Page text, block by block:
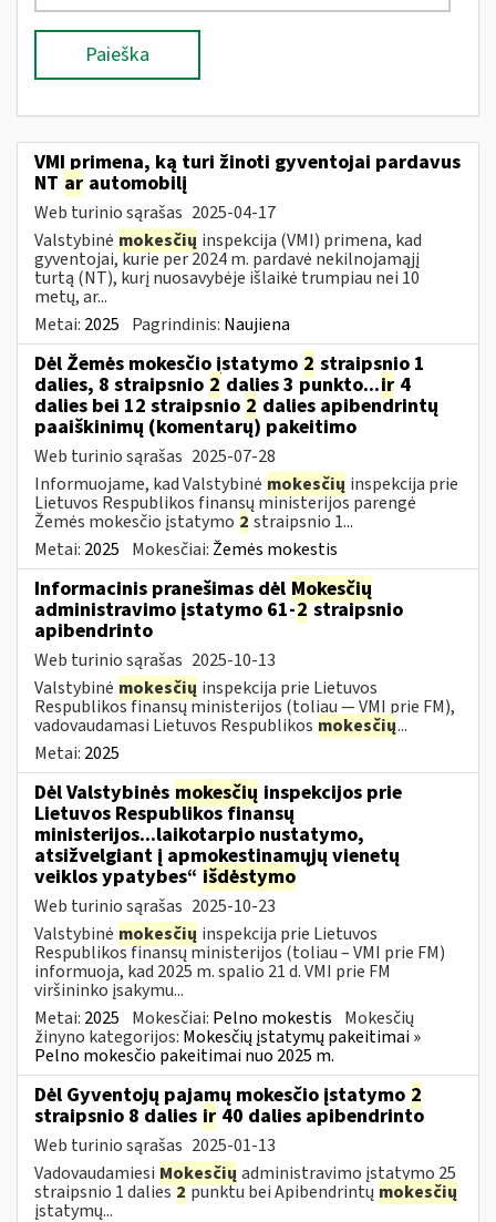
Paieška
VMI primena, ką turi žinoti gyventojai pardavus
NT ar automobilį
Web turinio sąrašas 2025-04-17
Valstybinė mokesčių inspekcija (VMI) primena, kad
gyventojai, kurie per 2024 m. pardavė nekilnojamąjį
turtą (NT), kurį nuosavybėje išlaikė trumpiau nei 10
metų, ar...
Metai: 2025 Pagrindinis: Naujiena
Dėl Žemės mokesčio įstatymo 2 straipsnio 1
dalies, 8 straipsnio 2 dalies 3 punkto...ir 4
dalies bei 12 straipsnio 2 dalies apibendrintų
paaiškinimų (komentarų) pakeitimo
Web turinio sąrašas 2025-07-28
Informuojame, kad Valstybinė mokesčių inspekcija prie
Lietuvos Respublikos finansų ministerijos parengė
Žemės mokesčio įstatymo 2 straipsnio 1...
Metai: 2025 Mokesčiai: Žemės mokestis
Informacinis pranešimas dėl Mokesčių
administravimo įstatymo 61-2straipsnio
apibendrinto
Web turinio sąrašas 2025-10-13
Valstybinė mokesčių inspekcija prie Lietuvos
Respublikos finansų ministerijos (toliau — VMI prie FM),
vadovaudamasi Lietuvos Respublikos mokesčių...
Metai: 2025
Dėl Valstybinės mokesčių inspekcijos prie
Lietuvos Respublikos finansų
ministerijos...laikotarpio nustatymo,
atsižvelgiant į apmokestinamųjų vienetų
veiklos ypatybes“ išdėstymo
Web turinio sąrašas 2025-10-23
Valstybinė mokesčių inspekcija prie Lietuvos
Respublikos finansų ministerijos (toliau – VMI prie FM)
informuoja, kad 2025 m. spalio 21 d. VMI prie FM
viršininko įsakymu...
Metai: 2025 Mokesčiai: Pelno mokestis Mokesčių
žinyno kategorijos: Mokesčių įstatymų pakeitimai »
Pelno mokesčio pakeitimai nuo 2025 m.
Dėl Gyventojų pajamų mokesčio įstatymo 2
straipsnio 8 dalies ir 40 dalies apibendrinto
Web turinio sąrašas 2025-01-13
Vadovaudamiesi Mokesčių administravimo įstatymo 25
straipsnio 1 dalies2punktu bei Apibendrintų mokesčių
įstatymų...